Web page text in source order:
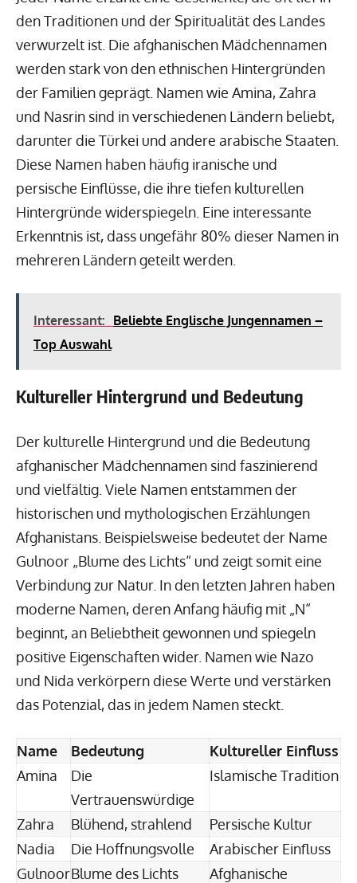
den Traditionen und der Spiritualität des Landes
verwurzelt ist. Die afghanischen Mädchennamen
werden stark von den ethnischen Hintergründen
der Familien geprägt. Namen wie Amina, Zahra
und Nasrin sind in verschiedenen Ländern beliebt,
darunter die Türkei und andere arabische Staaten.
Diese Namen haben häufig iranische und
persische Einflüsse, die ihre tiefen kulturellen
Hintergründe widerspiegeln. Eine interessante
Erkenntnis ist, dass ungefähr 80% dieser Namen in
mehreren Ländern geteilt werden.
Interessant: Beliebte Englische Jungennamen –
Top Auswahl
Kultureller Hintergrund und Bedeutung
Der kulturelle Hintergrund und die Bedeutung
afghanischer Mädchennamen sind faszinierend
und vielfältig. Viele Namen entstammen der
historischen und mythologischen Erzählungen
Afghanistans. Beispielsweise bedeutet der Name
Gulnoor „Blume des Lichts“ und zeigt somit eine
Verbindung zur Natur. In den letzten Jahren haben
moderne Namen, deren Anfang häufig mit „N“
beginnt, an Beliebtheit gewonnen und spiegeln
positive Eigenschaften wider. Namen wie Nazo
und Nida verkörpern diese Werte und verstärken
das Potenzial, das in jedem Namen steckt.
Name Bedeutung
Kultureller Einfluss
Amina
Die
Vertrauenswürdige
Islamische Tradition
Zahra Blühend, strahlend
Persische Kultur
Nadia
Die Hoffnungsvolle
Arabischer Einfluss
GulnoorBlume des Lichts
Afghanische